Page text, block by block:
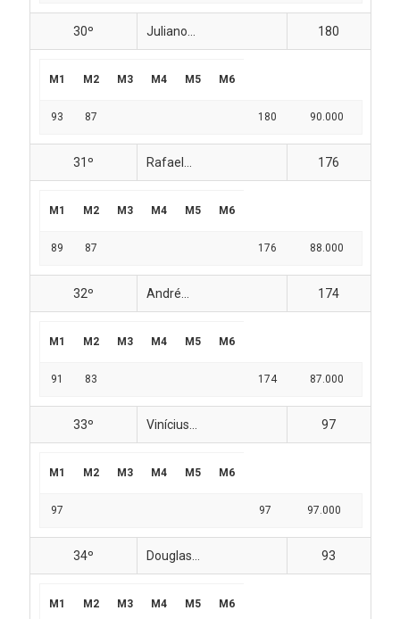
30º Juliano... 180
M1 M2 M3 M4 M5 M6
93 87 180 90.000
31º Rafael... 176
M1 M2 M3 M4 M5 M6
89 87 176 88.000
32º André... 174
M1 M2 M3 M4 M5 M6
91 83 174 87.000
33º Vinícius... 97
M1 M2 M3 M4 M5 M6
97 97 97.000
34º Douglas... 93
M1 M2 M3 M4 M5 M6